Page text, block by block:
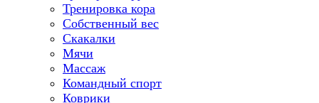
Тренировка кора
Собственный вес
Скакалки
Мячи
Массаж
Командный спорт
Коврики